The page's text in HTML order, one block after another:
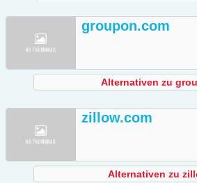
groupon.com
Alternativen zu
zillow.com
Alternativen zu